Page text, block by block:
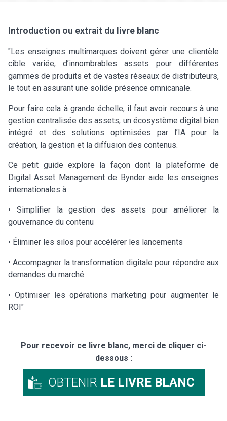
Introduction ou extrait du livre blanc
"Les enseignes multimarques doivent gérer une clientèle
cible variée, d’innombrables assets pour différentes
gammes de produits et de vastes réseaux de distributeurs,
le tout en assurant une solide présence omnicanale.
Pour faire cela à grande échelle, il faut avoir recours à une
gestion centralisée des assets, un écosystème digital bien
intégré et des solutions optimisées par l’IA pour la
création, la gestion et la diffusion des contenus.
Ce petit guide explore la façon dont la plateforme de
Digital Asset Management de Bynder aide les enseignes
internationales à :
• Simplifier la gestion des assets pour améliorer la
gouvernance du contenu
• Éliminer les silos pour accélérer les lancements
• Accompagner la transformation digitale pour répondre aux
demandes du marché
• Optimiser les opérations marketing pour augmenter le
ROI"
Pour recevoir ce livre blanc, merci de cliquer ci-
dessous :
OBTENIR LE LIVRE BLANC